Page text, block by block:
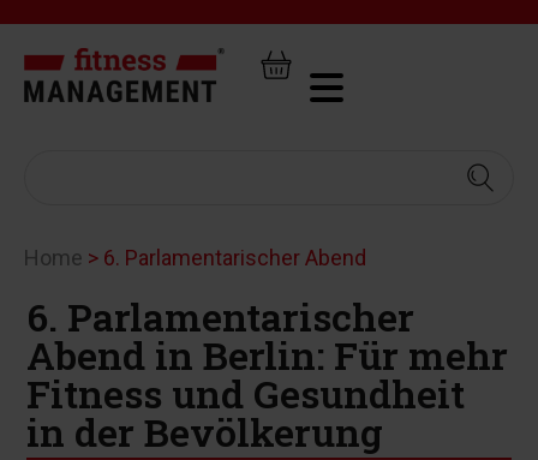
Home > 6. Parlamentarischer Abend
6. Parlamentarischer
Abend in Berlin: Für mehr
Fitness und Gesundheit
in der Bevölkerung